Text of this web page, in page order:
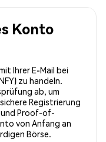
Konto
Ihrer E-Mail bei
zu handeln.
ab, um
Registrierung
und Proof-of-
von Anfang an
Börse.